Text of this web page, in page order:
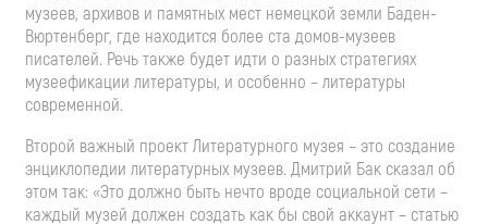
музеев, архивов и памятных мест немецкой земли Баден-
Вюртенберг, где находится более ста домов-музеев
писателей. Речь также будет идти о разных стратегиях
музеефикации литературы, и особенно – литературы
современной.
Второй важный проект Литературного музея – это создание
энциклопедии литературных музеев. Дмитрий Бак сказал об
этом так: «Это должно быть нечто вроде социальной сети –
каждый музей должен создать как бы свой аккаунт – статью